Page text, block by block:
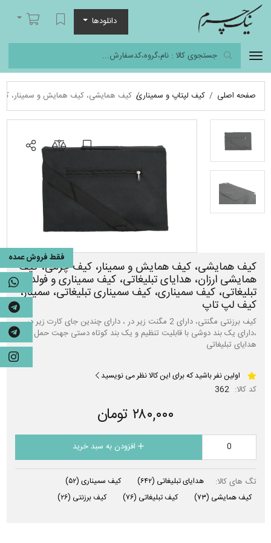
دانلودها
لیست مورد علاقه
سبد خرید
صفحه اصلی کیف لپتاپ و سمیناری کیف همایشی، کیف همایش و سمینار، کیف
کیف همایشی، کیف همایش و سمینار، کیف چرمی، کیف
همایشی ارزان، هدایای تبلیغاتی، کیف سمیناری و فولدر
تبلیغاتی، کیف سمیناری، کیف سمیناری تبلیغاتی، سمینار،
کیف لپ تاپ
کیف برزنتی مگنتی، دارای 2 مگنت زیر در ، دارای چندین جای کارت زیر در
،دارای یک بند دوشی با قابلیت تنظیم و یک بند کوتاه دستی جهت حمل کیف،
هدایای تبلیغاتی
اولین نفر باشید که برای این کالا نظر می نویسید
کد کالا: 362
۲۸۰,۰۰۰ تومان
افزودن به سبد خرید
تگ های کالا: هدایای تبلیغاتی (۶۴۲) کیف سمیناری (۵۲)
کیف همایشی (۷۳) کیف تبلیغاتی (۷۶) کیف برزنتی (۲۶)
فقط فروش عمده